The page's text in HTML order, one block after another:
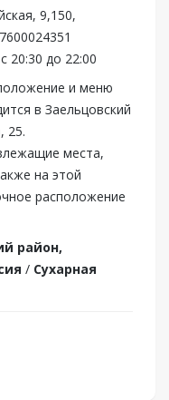
9,150,
20:30 до 22:00
и меню
в Заельцовский
25.
места,
на этой
расположение
район,
/ Сухарная